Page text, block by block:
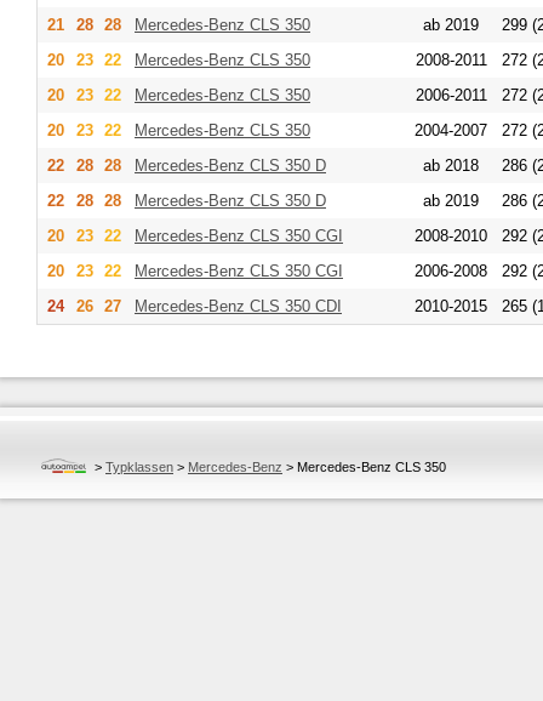
21
28 28 Mercedes-Benz CLS 350 ab 2019
299
20
23 22 Mercedes-Benz CLS 350 2008-2011
272
20
23 22 Mercedes-Benz CLS 350 2006-2011
272
20
23 22 Mercedes-Benz CLS 350 2004-2007
272
22
28 28 Mercedes-Benz CLS 350 D ab 2018
286
22
28 28 Mercedes-Benz CLS 350 D ab 2019
286
20
23 22 Mercedes-Benz CLS 350 CGI 2008-2010
292
20
23 22 Mercedes-Benz CLS 350 CGI 2006-2008
292
24
26 27 Mercedes-Benz CLS 350 CDI 2010-2015 265
> Typklassen > Mercedes-Benz > Mercedes-Benz CLS 350